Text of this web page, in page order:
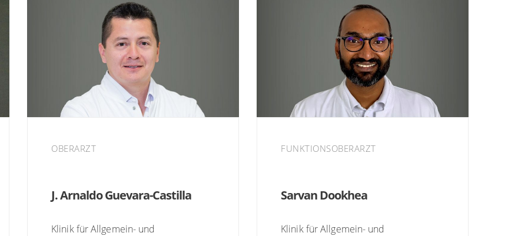
OBERARZT
J. Arnaldo Guevara-Castilla
Klinik für Allgemein- und
FUNKTIONSOBERARZT
Sarvan Dookhea
Klinik für Allgemein- und